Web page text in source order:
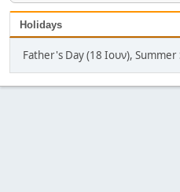
Holidays
Father's Day (18 Ιουν), Summer